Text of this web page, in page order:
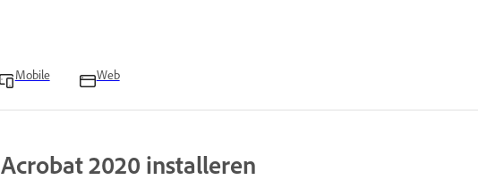
Mobile Web
Acrobat 2020 installeren